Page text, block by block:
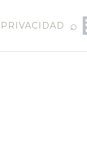
PRIVACIDAD ⌕